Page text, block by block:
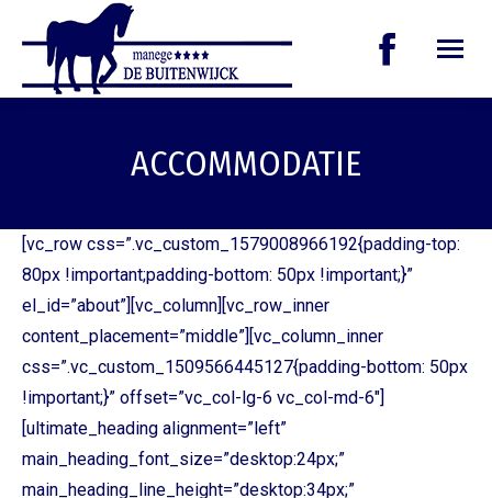
Facebook
new
window
ACCOMMODATIE
[vc_row css=”.vc_custom_1579008966192{padding-top:
80px !important;padding-bottom: 50px !important;}”
el_id=”about”][vc_column][vc_row_inner
content_placement=”middle”][vc_column_inner
css=”.vc_custom_1509566445127{padding-bottom: 50px
!important;}” offset=”vc_col-lg-6 vc_col-md-6″]
[ultimate_heading alignment=”left”
main_heading_font_size=”desktop:24px;”
main_heading_line_height=”desktop:34px;”